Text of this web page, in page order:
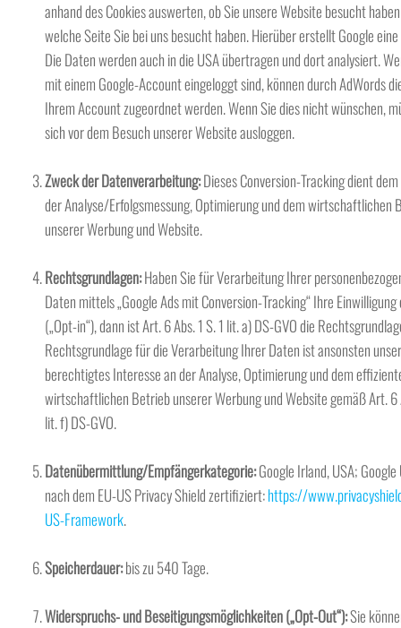
anhand des Cookies auswerten, ob Sie unsere Website besucht
welche Seite Sie bei uns besucht haben. Hierüber erstellt Google
Die Daten werden auch in die USA übertragen und dort analysiert.
mit einem Google-Account eingeloggt sind, können durch AdWords
Ihrem Account zugeordnet werden. Wenn Sie dies nicht wünschen,
sich vor dem Besuch unserer Website ausloggen.
Zweck der Datenverarbeitung:Dieses Conversion-Tracking dient
der Analyse/Erfolgsmessung, Optimierung und dem wirtschaftlichen
unserer Werbung und Website.
Rechtsgrundlagen:Haben Sie für Verarbeitung Ihrer
Daten mittels „Google Ads mit Conversion-Tracking“ Ihre
(„Opt-in“), dann ist Art. 6 Abs. 1 S. 1 lit. a) DS-GVO die
Rechtsgrundlage für die Verarbeitung Ihrer Daten ist ansonsten unser
berechtigtes Interesse an der Analyse, Optimierung und dem
wirtschaftlichen Betrieb unserer Werbung und Website gemäß Art. 6
lit. f) DS-GVO.
Datenübermittlung/Empfängerkategorie:Google Irland, USA; Google
nach dem EU-US Privacy Shield zertifiziert:https://
US-Framework.
Speicherdauer:bis zu 540 Tage.
Widerspruchs- und Beseitigungsmöglichkeiten („Opt-Out“):Sie